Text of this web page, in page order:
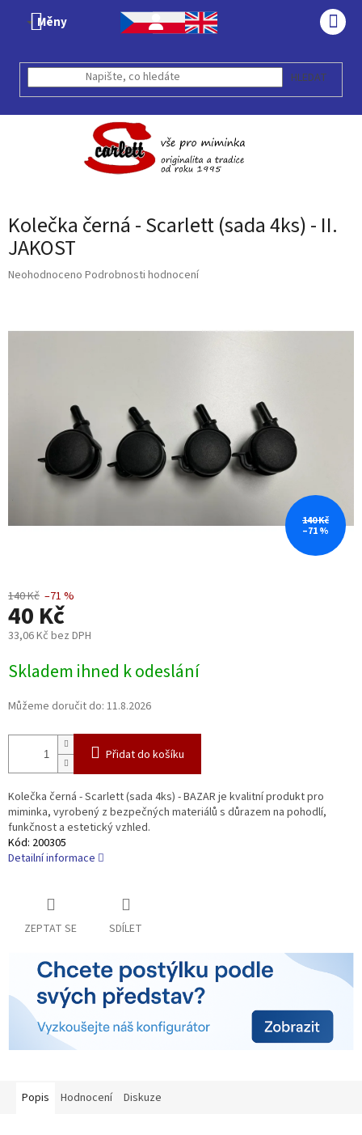
Měny
HLEDAT
Kolečka černá - Scarlett (sada 4ks) - II.
JAKOST
Průměrné
0,0
Neohodnoceno Podrobnosti hodnocení
140 Kč
–71 %
140 Kč –71 %
40 Kč
33,06 Kč bez DPH
cena:
Skladem ihned k odeslání
Můžeme doručit do: 11.8.2026
Přidat do košíku
Kolečka černá - Scarlett (sada 4ks) - BAZAR je kvalitní produkt pro
miminka, vyrobený z bezpečných materiálů s důrazem na pohodlí,
funkčnost a estetický vzhled.
Kód: 200305
Detailní informace
ZEPTAT SE SDÍLET
Popis Hodnocení Diskuze